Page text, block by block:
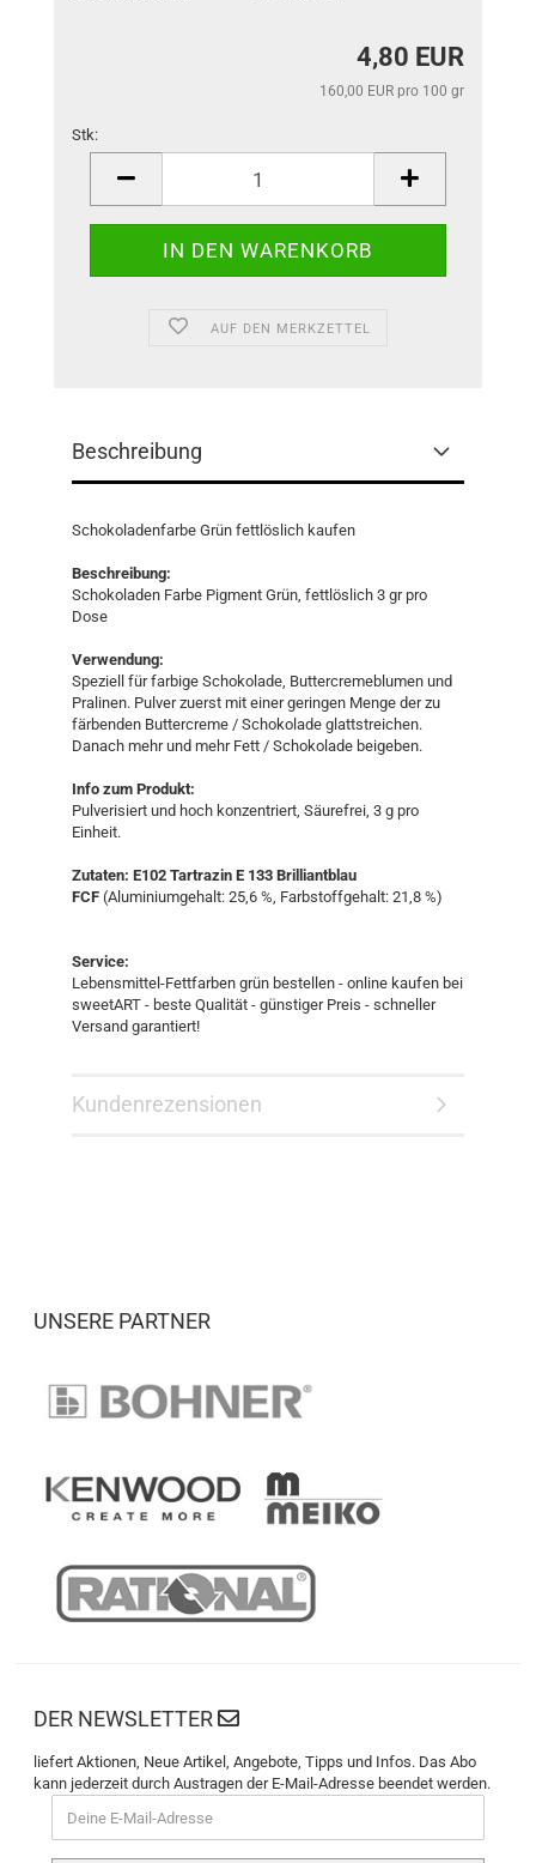
4,80 EUR
160,00 EUR pro 100 gr
Stk:
AUF DEN MERKZETTEL
Beschreibung
Schokoladenfarbe Grün fettlöslich kaufen
Beschreibung:
Schokoladen Farbe Pigment Grün, fettlöslich 3 gr pro
Dose
Verwendung:
Speziell für farbige Schokolade, Buttercremeblumen und
Pralinen. Pulver zuerst mit einer geringen Menge der zu
färbenden Buttercreme / Schokolade glattstreichen.
Danach mehr und mehr Fett / Schokolade beigeben.
Info zum Produkt:
Pulverisiert und hoch konzentriert, Säurefrei, 3 g pro
Einheit.
Zutaten: E102 Tartrazin E 133 Brilliantblau
FCF (Aluminiumgehalt: 25,6 %, Farbstoffgehalt: 21,8 %)
Service:
Lebensmittel-Fettfarben grün bestellen - online kaufen bei
sweetART - beste Qualität - günstiger Preis - schneller
Versand garantiert!
Kundenrezensionen
UNSERE PARTNER
DER NEWSLETTER
liefert Aktionen, Neue Artikel, Angebote, Tipps und Infos. Das Abo
kann jederzeit durch Austragen der E-Mail-Adresse beendet werden.